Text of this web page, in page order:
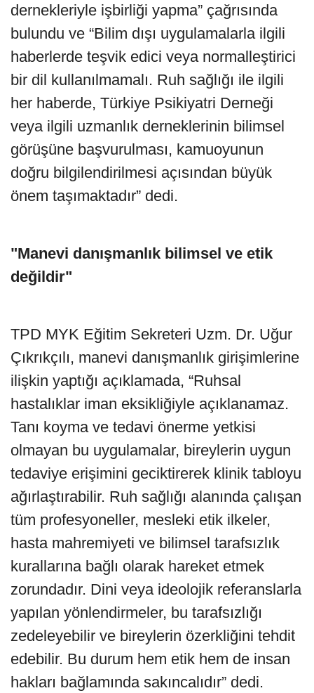
dernekleriyle işbirliği yapma” çağrısında
bulundu ve “Bilim dışı uygulamalarla ilgili
haberlerde teşvik edici veya normalleştirici
bir dil kullanılmamalı. Ruh sağlığı ile ilgili
her haberde, Türkiye Psikiyatri Derneği
veya ilgili uzmanlık derneklerinin bilimsel
görüşüne başvurulması, kamuoyunun
doğru bilgilendirilmesi açısından büyük
önem taşımaktadır” dedi.
"Manevi danışmanlık bilimsel ve etik
değildir"
TPD MYK Eğitim Sekreteri Uzm. Dr. Uğur
Çıkrıkçılı, manevi danışmanlık girişimlerine
ilişkin yaptığı açıklamada, “Ruhsal
hastalıklar iman eksikliğiyle açıklanamaz.
Tanı koyma ve tedavi önerme yetkisi
olmayan bu uygulamalar, bireylerin uygun
tedaviye erişimini geciktirerek klinik tabloyu
ağırlaştırabilir. Ruh sağlığı alanında çalışan
tüm profesyoneller, mesleki etik ilkeler,
hasta mahremiyeti ve bilimsel tarafsızlık
kurallarına bağlı olarak hareket etmek
zorundadır. Dini veya ideolojik referanslarla
yapılan yönlendirmeler, bu tarafsızlığı
zedeleyebilir ve bireylerin özerkliğini tehdit
edebilir. Bu durum hem etik hem de insan
hakları bağlamında sakıncalıdır” dedi.